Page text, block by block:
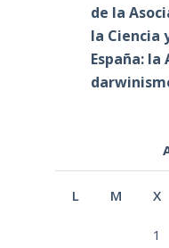
de la
la Ciencia
España: la
L M X
1